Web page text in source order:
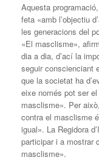
Aquesta
feta «amb l’objectiu
les generacions del
«El masclisme»,
dia a dia, d’ací la
seguir conscienciant
que la societat ha
eixe només pot ser
masclisme». Per
contra el masclisme
igual». La Regidora
participar i a mostrar
masclisme».